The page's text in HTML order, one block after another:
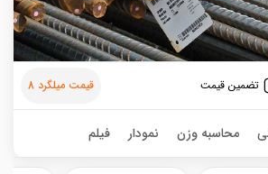
قیمت میلگرد 8 تضمین قیمت
محاسبه وزن نمودار فیلم